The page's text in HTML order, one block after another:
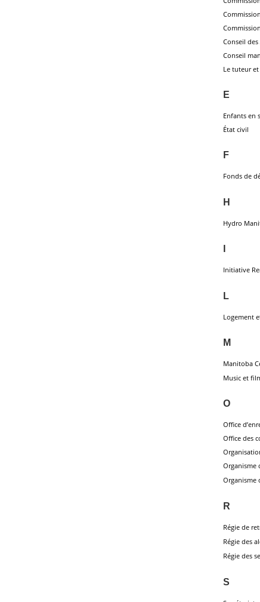
Conseil
Conseil
Le tuteur
E
Enfants en
État civil
F
Fonds de
H
Hydro
Initiative
L
Logement
M
Manitoba
Music et
O
Office
Office des
Organisme
Organisme
R
Régie de
Régie des
Régie des
S